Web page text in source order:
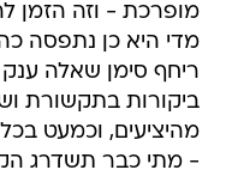
מופרכת - וזה הזמן
מדי היא כן נתפסה
ריחף סימן שאלה
ביקורות בתקשורת
מהיציעים, וכמעט
- מתי כבר תשדרג